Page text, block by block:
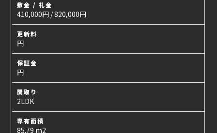
敷金 / 礼金
410,000円 / 820,000円
更新料
円
保証金
円
間取り
2LDK
専有面積
85.79 m2